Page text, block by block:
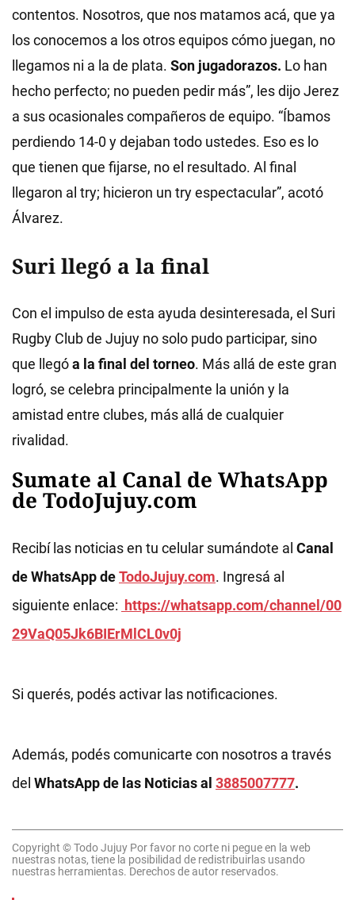
contentos. Nosotros, que nos matamos acá, que ya
los conocemos a los otros equipos cómo juegan, no
llegamos ni a la de plata. Son jugadorazos. Lo han
hecho perfecto; no pueden pedir más”, les dijo Jerez
a sus ocasionales compañeros de equipo. “Íbamos
perdiendo 14-0 y dejaban todo ustedes. Eso es lo
que tienen que fijarse, no el resultado. Al final
llegaron al try; hicieron un try espectacular”, acotó
Álvarez.
Suri llegó a la final
Con el impulso de esta ayuda desinteresada, el Suri
Rugby Club de Jujuy no solo pudo participar, sino
que llegóa la final del torneo. Más allá de este gran
logró, se celebra principalmente la unión y la
amistad entre clubes, más allá de cualquier
rivalidad.
Sumate al Canal de WhatsApp
de TodoJujuy.com
Recibí las noticias en tu celular sumándote al Canal
de WhatsApp deTodoJujuy.com. Ingresá al
siguiente enlace: https://whatsapp.com/channel/00
29VaQ05Jk6BIErMlCL0v0j
Si querés, podés activar las notificaciones.
Además, podés comunicarte con nosotros a través
del WhatsApp de las Noticias al 3885007777.
Copyright © Todo Jujuy Por favor no corte ni pegue en la web
nuestras notas, tiene la posibilidad de redistribuirlas usando
nuestras herramientas. Derechos de autor reservados.